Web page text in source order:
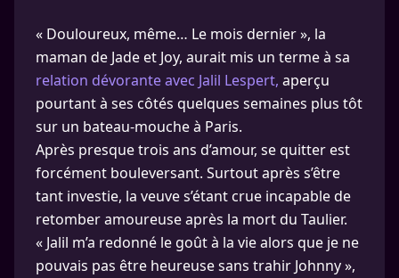
« Douloureux, même… Le mois dernier », la
maman de Jade et Joy, aurait mis un terme à sa
relation dévorante avec Jalil Lespert, aperçu
pourtant à ses côtés quelques semaines plus tôt
sur un bateau-mouche à Paris.
Après presque trois ans d’amour, se quitter est
forcément bouleversant. Surtout après s’être
tant investie, la veuve s’étant crue incapable de
retomber amoureuse après la mort du Taulier.
« Jalil m’a redonné le goût à la vie alors que je ne
pouvais pas être heureuse sans trahir Johnny »,